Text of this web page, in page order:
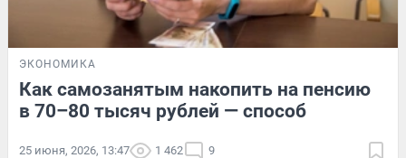
ЭКОНОМИКА
Как самозанятым накопить на пенсию
в 70–80 тысяч рублей — способ
25 июня, 2026, 13:47 1 462 9